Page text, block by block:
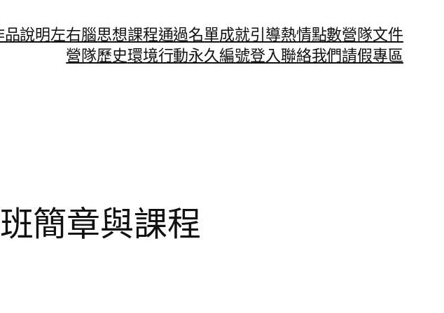
品說明左右腦思想課程通過名單成就引導熱情點數營隊文件
營隊歷史環境行動永久編號登入聯絡我們請假專區
簡章與課程